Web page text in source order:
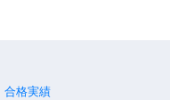
合格実績